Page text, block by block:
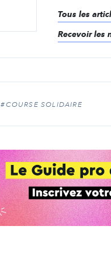
Tous les
Recevoir les
#COURSE SOLIDAIRE